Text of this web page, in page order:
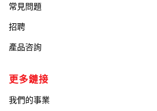
常見問題
招聘
產品咨詢
更多鏈接
我們的事業